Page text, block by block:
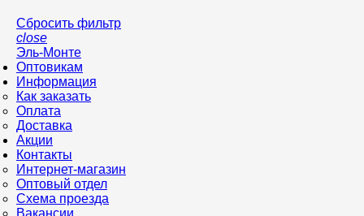
Сбросить фильтр
close
Эль-Монте
Оптовикам
Информация
Как заказать
Оплата
Доставка
Акции
Контакты
Интернет-магазин
Оптовый отдел
Схема проезда
Вакансии